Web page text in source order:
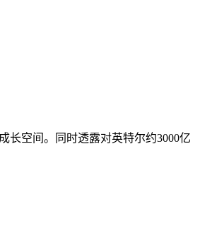
长空间。同时透露对英特尔约3000亿